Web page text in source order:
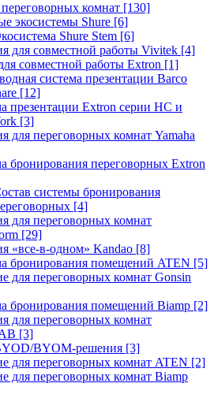
комнат [130]
экосистемы Shure [6]
Shure Stem [6]
для совместной работы Vivitek [4]
совместной работы Extron [1]
система презентации Barco
[12]
презентации Extron серии HC и
[3]
для переговорных комнат Yamaha
бронирования переговорных Extron
системы бронирования
[4]
для переговорных комнат
[29]
«все-в-одном» Kandao [8]
бронирования помещений ATEN [5]
для переговорных комнат Gonsin
бронирования помещений Biamp [2]
для переговорных комнат
[3]
BYOM-решения [3]
для переговорных комнат ATEN [2]
для переговорных комнат Biamp